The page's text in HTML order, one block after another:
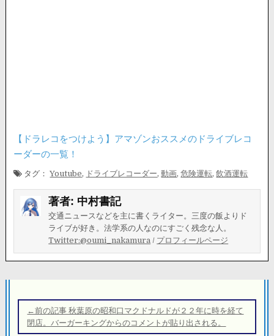
【ドラレコをつけよう】アマゾンおススメのドライブレコ
ーダーの一覧！
タグ：Youtube, ドライブレコーダー,動画,危険運転,飲酒運転
著者: 中村書記
交通ニュースなどを主に書くライター。三度の飯よりド
ライブが好き。法学系の人なのにすごく残念な人。
Twitter:@oumi_nakamura / プロフィールページ
稿
ナ
←前の記事 秋葉原の昭和口マクドナルドが２２年に時を経て
閉店。バーガーキングからのコメントが貼り出される。